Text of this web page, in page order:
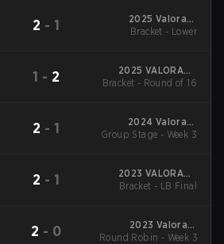
2 - 1
2025 Valorant
Champions Tour:
Bracket - Lower
1 - 2
2025 VALORANT
Champions Tour:
Bracket - Round of 16
2 - 1
2024 Valorant
Champions Tour
Group Stage - Week 3
2 - 1
2023 VALORANT
Champions Tour:
Bracket - LB Final
2 - 0
2023 Valorant
Champions Tour:
Round Robin - Week 3